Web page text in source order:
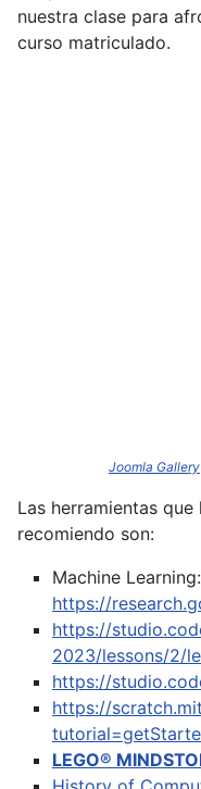
nuestra clase para
curso matriculado.
Joomla Gallery
Las herramientas
recomiendo son:
Machine Learning:
https://
https://
2023/lessons/2/
https://
https://
LEGO®